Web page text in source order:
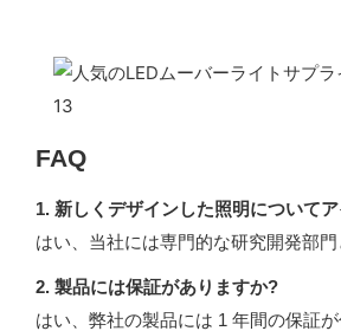
FAQ
1. 新しくデザインした照明について
はい、当社には専門的な研究開発部
2. 製品には保証がありますか?
はい、弊社の製品には 1 年間の保証が